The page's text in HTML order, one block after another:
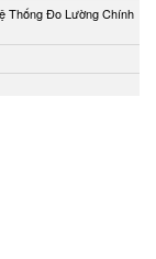
Thống Đo Lường Chính